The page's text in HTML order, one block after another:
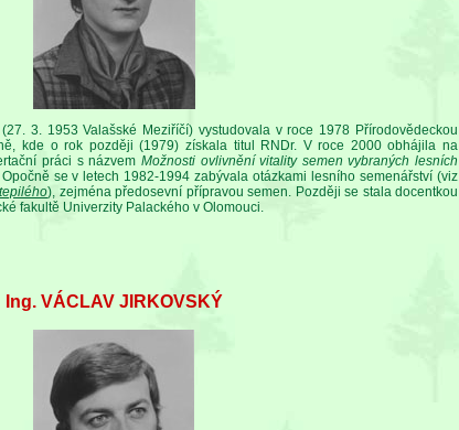
(27. 3. 1953 Valašské Meziříčí) vystudovala v roce 1978 Přírodovědeckou
kde o rok později (1979) získala titul RNDr. V roce 2000 obhájila na
práci s názvem Možnosti ovlivnění vitality semen vybraných lesních
se v letech 1982-1994 zabývala otázkami lesního semenářství (viz
), zejména předosevní přípravou semen. Později se stala docentkou
fakultě Univerzity Palackého v Olomouci.
Ing. VÁCLAV JIRKOVSKÝ